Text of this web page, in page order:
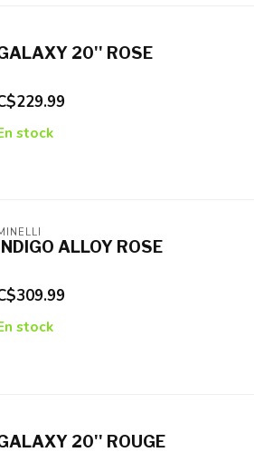
20'' ROSE
stock
ALLOY ROSE
stock
20'' ROUGE